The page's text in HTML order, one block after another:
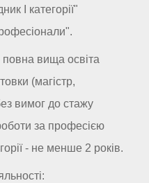
I категорії"
повна вища освіта
(магістр,
вимог до стажу
за професією
- не менше 2 років.